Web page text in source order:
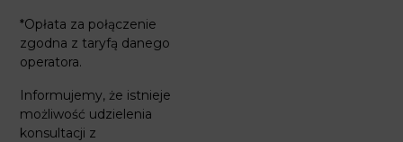
*Opłata za połączenie
zgodna z taryfą danego
operatora.
Informujemy, że istnieje
możliwość udzielenia
konsultacji z